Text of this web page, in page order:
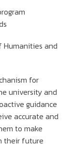
Humanities and
for
university and
guidance
accurate and
to make
their future